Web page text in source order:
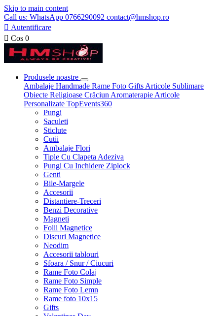
Skip to main content
Call us: WhatsApp 0766290092 contact@hmshop.ro
 Autentificare
 Cos 0
Produsele noastre
Ambalaje Handmade Rame Foto Gifts Articole Sublimare
Obiecte Religioase Crăciun Aromaterapie Articole
Personalizate TopEvents360
Pungi
Saculeti
Sticlute
Cutii
Ambalaje Flori
Tiple Cu Clapeta Adeziva
Pungi Cu Inchidere Ziplock
Genti
Bile-Margele
Accesorii
Distantiere-Treceri
Benzi Decorative
Magneti
Folii Magnetice
Discuri Magnetice
Neodim
Accesorii tablouri
Sfoara / Snur / Ciucuri
Rame Foto Colaj
Rame Foto Simple
Rame Foto Lemn
Rame foto 10x15
Gifts